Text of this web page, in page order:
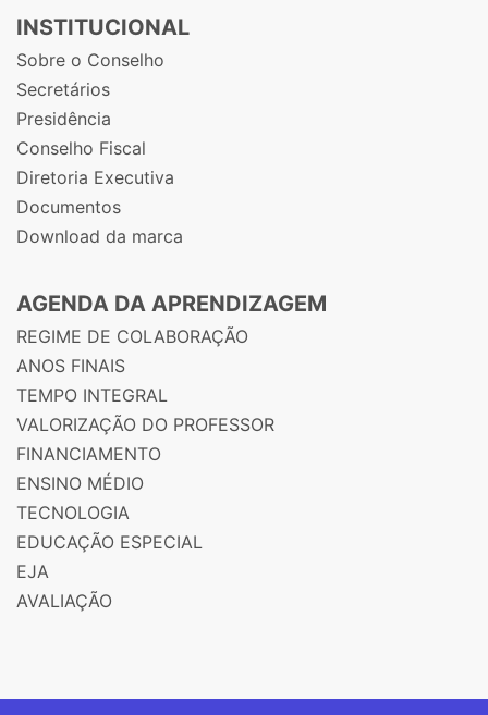
INSTITUCIONAL
Sobre o Conselho
Secretários
Presidência
Conselho Fiscal
Diretoria Executiva
Documentos
Download da marca
AGENDA DA APRENDIZAGEM
REGIME DE COLABORAÇÃO
ANOS FINAIS
TEMPO INTEGRAL
VALORIZAÇÃO DO PROFESSOR
FINANCIAMENTO
ENSINO MÉDIO
TECNOLOGIA
EDUCAÇÃO ESPECIAL
EJA
AVALIAÇÃO